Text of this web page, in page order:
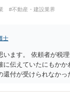
#不動産・建設業界
士
います。 依頼者が税
に伝えていたにもか
還付が受けられなか
②税理士本人が税務